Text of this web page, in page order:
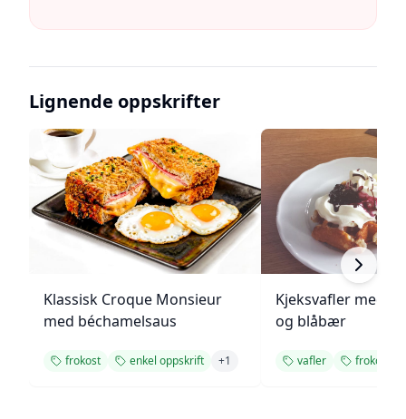
Lignende oppskrifter
Klassisk Croque Monsieur
med béchamelsaus
frokost enkel oppskrift +1
Kjeksvafler med
og blåbær
vafler frokost